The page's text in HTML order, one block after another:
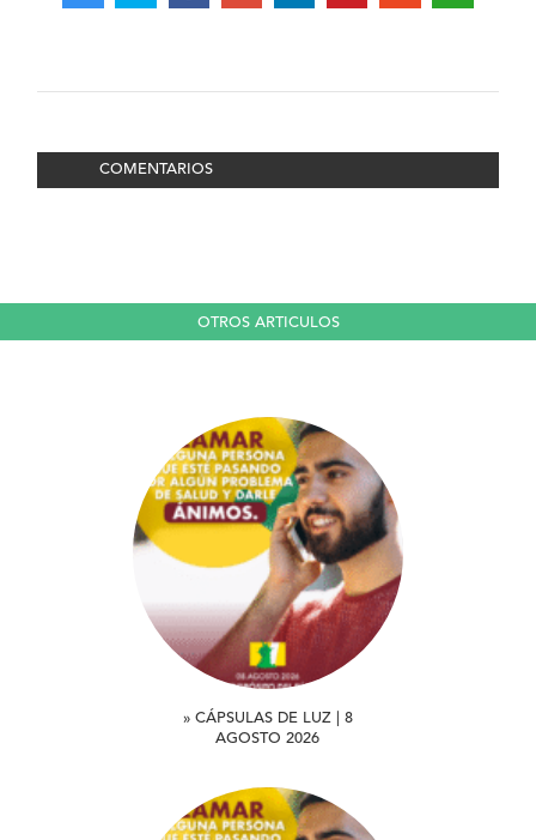
COMENTARIOS
OTROS ARTICULOS
» CÁPSULAS DE LUZ | 8
AGOSTO 2026